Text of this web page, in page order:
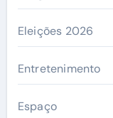
Eleições 2026
Entretenimento
Espaço